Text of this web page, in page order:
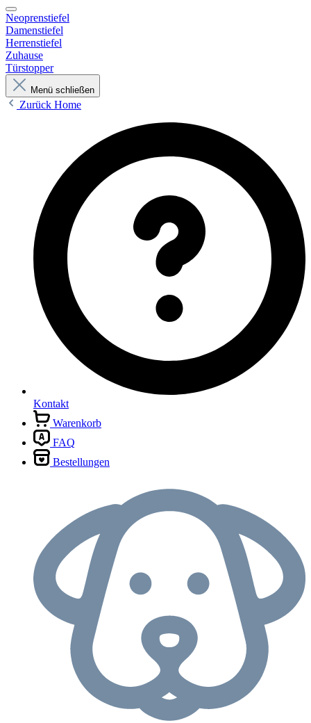
Neoprenstiefel
Damenstiefel
Herrenstiefel
Zuhause
Türstopper
Menü schließen
Zurück Home
Kontakt
Warenkorb
FAQ
Bestellungen